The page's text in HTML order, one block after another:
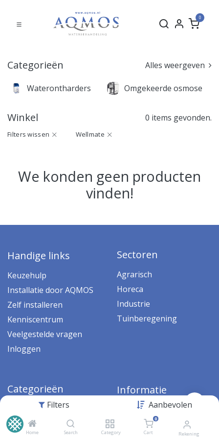
Filters Aanbevolen
Home Search Category
0
Cart Rekening
0
Categorieën Alles weergeven
Waterontharders Omgekeerde osmose
Winkel 0 items gevonden.
Filters wissen Wellmate
We konden geen producten
vinden!
Handige links
Keuzehulp
Installatie door AQMOS
Zelf installeren
Kenniscentrum
Veelgestelde vragen
Inloggen
Categorieën
Waterontharders
Omgekeerde osmose
Sectoren
Agrarisch
Horeca
Industrie
Tuinberegening
Informatie
Algemene voorwaarden
Klantenservice